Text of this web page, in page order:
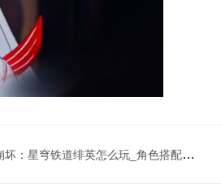
崩坏：星穹铁道绯英怎么玩_角色搭配攻略